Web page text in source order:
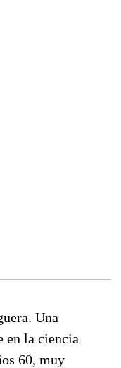
Una
en la ciencia
60, muy